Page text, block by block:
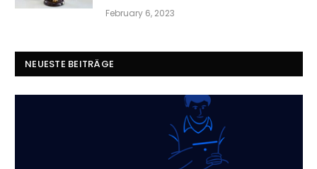
February 6, 2023
NEUESTE BEITRÄGE